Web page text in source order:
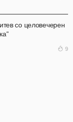
со целовечерен
9